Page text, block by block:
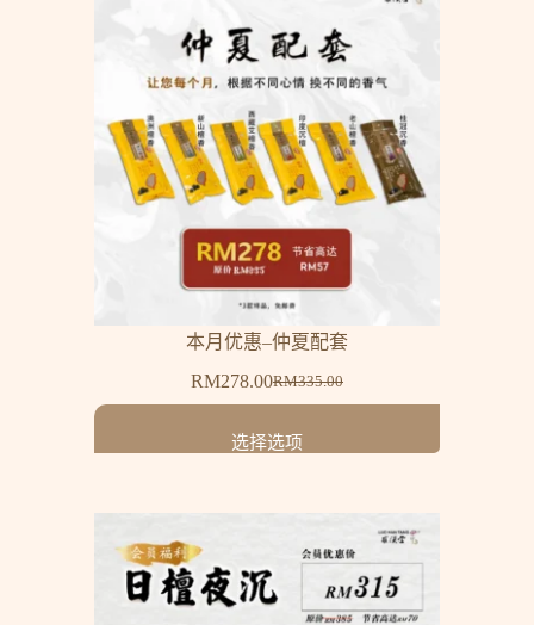
本月优惠–仲夏配套
RM335.00
RM278.00
选择选项